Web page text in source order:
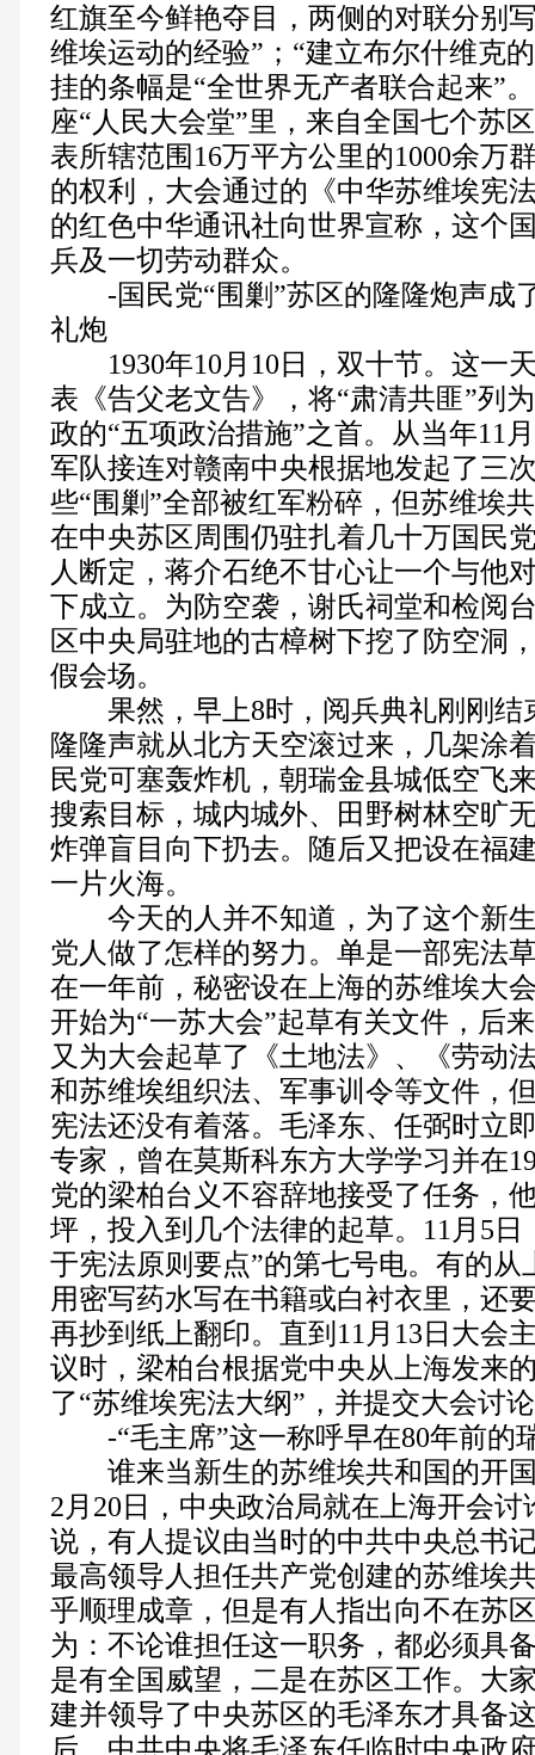
红旗至今鲜艳夺目，两侧的对联分别
维埃运动的经验”；“建立布尔什维克
挂的条幅是“全世界无产者联合起来”
座“人民大会堂”里，来自全国七个苏
表所辖范围16万平方公里的1000余万
的权利，大会通过的《中华苏维埃宪
的红色中华通讯社向世界宣称，这个
兵及一切劳动群众。
-国民党“围剿”苏区的隆隆炮声成
礼炮
1930年10月10日，双十节。这一
表《告父老文告》，将“肃清共匪”列
政的“五项政治措施”之首。从当年11
军队接连对赣南中央根据地发起了三
些“围剿”全部被红军粉碎，但苏维埃
在中央苏区周围仍驻扎着几十万国民
人断定，蒋介石绝不甘心让一个与他
下成立。为防空袭，谢氏祠堂和检阅
区中央局驻地的古樟树下挖了防空洞
假会场。
果然，早上8时，阅兵典礼刚刚结
隆隆声就从北方天空滚过来，几架涂
民党可塞轰炸机，朝瑞金县城低空飞
搜索目标，城内城外、田野树林空旷
炸弹盲目向下扔去。随后又把设在福
一片火海。
今天的人并不知道，为了这个新生
党人做了怎样的努力。单是一部宪法
在一年前，秘密设在上海的苏维埃大
开始为“一苏大会”起草有关文件，后
又为大会起草了《土地法》、《劳动
和苏维埃组织法、军事训令等文件，
宪法还没有着落。毛泽东、任弼时立
专家，曾在莫斯科东方大学学习并在
党的梁柏台义不容辞地接受了任务，
坪，投入到几个法律的起草。11月5日
于宪法原则要点”的第七号电。有的从
用密写药水写在书籍或白衬衣里，还
再抄到纸上翻印。直到11月13日大会
议时，梁柏台根据党中央从上海发来
了“苏维埃宪法大纲”，并提交大会讨
-“毛主席”这一称呼早在80年前的
谁来当新生的苏维埃共和国的开国
2月20日，中央政治局就在上海开会
说，有人提议由当时的中共中央总书
最高领导人担任共产党创建的苏维埃
乎顺理成章，但是有人指出向不在苏
为：不论谁担任这一职务，都必须具
是有全国威望，二是在苏区工作。大
建并领导了中央苏区的毛泽东才具备
后，中共中央将毛泽东任临时中央政